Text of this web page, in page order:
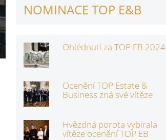
NOMINACE TOP E&B
Ohlédnutí za TOP EB 2024
Ocenění TOP Estate &
Business zná své vítěze
Hvězdná porota vybírala
vítěze ocenění TOP EB